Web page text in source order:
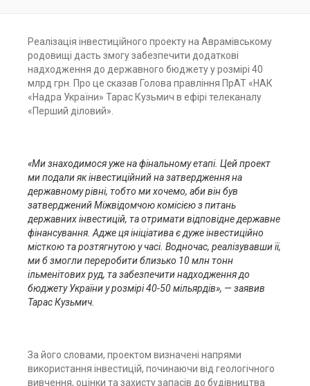
Реалізація інвестиційного проекту на Аврамівському
родовищі дасть змогу забезпечити додаткові
надходження до державного бюджету у розмірі 40
млрд грн. Про це сказав Голова правління ПрАТ «НАК
«Надра України» Тарас Кузьмич в ефірі телеканалу
«Перший діловий».
«Ми знаходимося уже на фінальному етапі. Цей проект
ми подали як інвестиційний на затвердження на
державному рівні, тобто ми хочемо, аби він був
затверджений Міжвідомчою комісією з питань
державних інвестицій, та отримати відповідне державне
фінансування. Адже ця ініціатива є дуже інвестиційно
місткою та розтягнутою у часі. Водночас, реалізувавши її,
ми б змогли переробити близько 10 млн тонн
ільменітових руд, та забезпечити надходження до
бюджету України у розмірі 40-50 мільярдів», — заявив
Тарас Кузьмич.
За його словами, проектом визначені напрями
використання інвестицій, починаючи від геологічного
вивчення, оцінки та захисту запасів до будівництва